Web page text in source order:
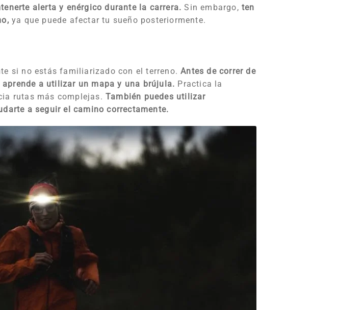
alerta y enérgico durante la carrera. Sin embargo,ten
ya que puede afectar tu sueño posteriormente.
si no estás familiarizado con el terreno.Antes de correr de
a utilizar un mapa y una brújula. Practica la
rutas más complejas.También puedes utilizar
a seguir el camino correctamente.